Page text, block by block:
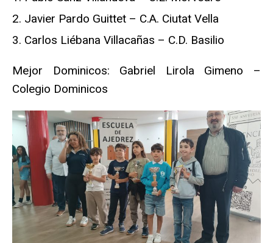
Javier Pardo Guittet – C.A. Ciutat Vella
Carlos Liébana Villacañas – C.D. Basilio
Mejor Dominicos: Gabriel Lirola Gimeno –
Colegio Dominicos